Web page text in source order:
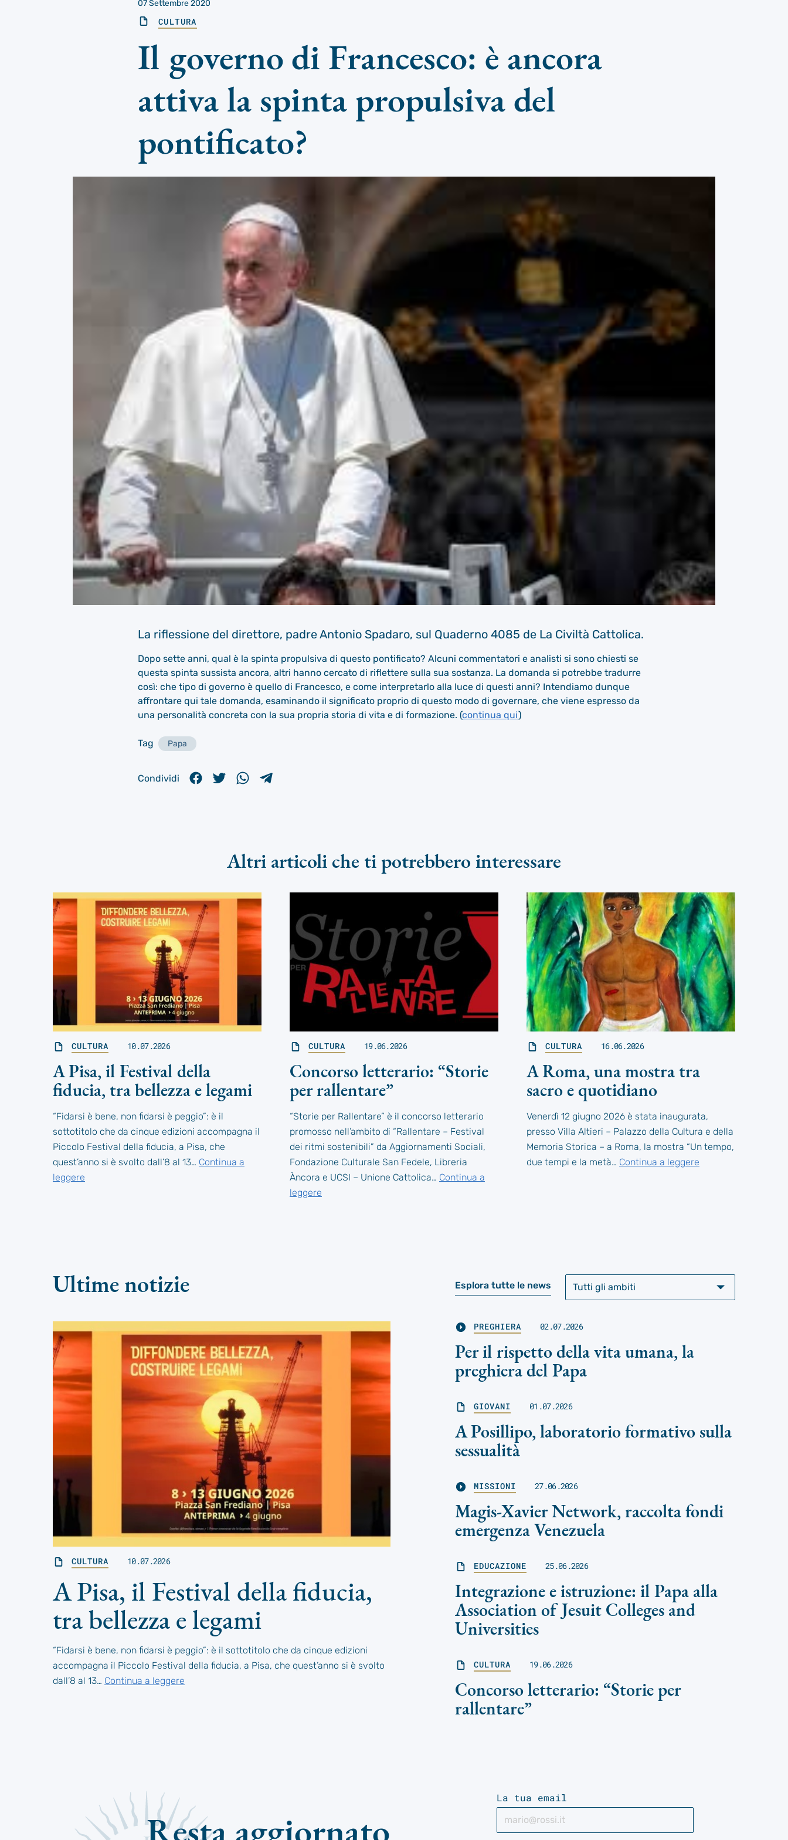
07 Settembre 2020
CULTURA
Il governo di Francesco: è ancora
attiva la spinta propulsiva del
pontificato?
La riflessione del direttore, padre Antonio Spadaro, sul Quaderno 4085 de La Civiltà Cattolica.
Dopo sette anni, qual è la spinta propulsiva di questo pontificato? Alcuni commentatori e analisti si sono chiesti se
questa spinta sussista ancora, altri hanno cercato di riflettere sulla sua sostanza. La domanda si potrebbe tradurre
così: che tipo di governo è quello di Francesco, e come interpretarlo alla luce di questi anni? Intendiamo dunque
affrontare qui tale domanda, esaminando il significato proprio di questo modo di governare, che viene espresso da
una personalità concreta con la sua propria storia di vita e di formazione. (continua qui)
Tag Papa
Condividi
Altri articoli che ti potrebbero interessare
CULTURA 10.07.2026
A Pisa, il Festival della
fiducia, tra bellezza e legami
“Fidarsi è bene, non fidarsi è peggio”: è il
sottotitolo che da cinque edizioni accompagna il
Piccolo Festival della fiducia, a Pisa, che
quest’anno si è svolto dall’8 al 13… Continua a
leggere
CULTURA 19.06.2026
Concorso letterario: “Storie
per rallentare”
“Storie per Rallentare” è il concorso letterario
promosso nell’ambito di “Rallentare – Festival
dei ritmi sostenibili” da Aggiornamenti Sociali,
Fondazione Culturale San Fedele, Libreria
Àncora e UCSI – Unione Cattolica… Continua a
leggere
CULTURA 16.06.2026
A Roma, una mostra tra
sacro e quotidiano
Venerdì 12 giugno 2026 è stata inaugurata,
presso Villa Altieri – Palazzo della Cultura e della
Memoria Storica – a Roma, la mostra “Un tempo,
due tempi e la metà… Continua a leggere
Ultime notizie Esplora tutte le news
CULTURA 10.07.2026
A Pisa, il Festival della fiducia,
tra bellezza e legami
“Fidarsi è bene, non fidarsi è peggio”: è il sottotitolo che da cinque edizioni
accompagna il Piccolo Festival della fiducia, a Pisa, che quest’anno si è svolto
dall’8 al 13… Continua a leggere
PREGHIERA 02.07.2026
Per il rispetto della vita umana, la
preghiera del Papa
GIOVANI 01.07.2026
A Posillipo, laboratorio formativo sulla
sessualità
MISSIONI 27.06.2026
Magis-Xavier Network, raccolta fondi
emergenza Venezuela
EDUCAZIONE 25.06.2026
Integrazione e istruzione: il Papa alla
Association of Jesuit Colleges and
Universities
CULTURA 19.06.2026
Concorso letterario: “Storie per
rallentare”
Resta aggiornato
La tua email